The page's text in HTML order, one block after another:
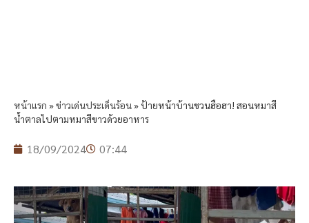
หน้าแรก »ข่าวเด่นประเด็นร้อน» ป้ายหน้าบ้านชวนฮือฮา! สอนหมาสี
น้ำตาลไปตามหมาสีขาวด้วยอาหาร
18/09/2024 07:44